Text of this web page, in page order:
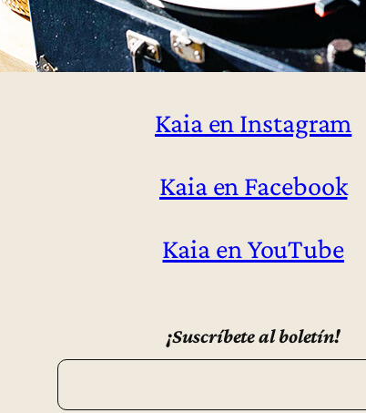
Kaia en Instagram
Kaia en Facebook
Kaia en YouTube
¡Suscríbete al boletín!